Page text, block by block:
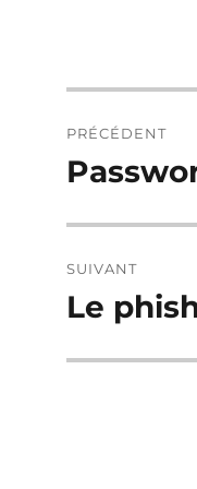
de
PRÉCÉDENT
Publication
SUIVANT
Publication
Le